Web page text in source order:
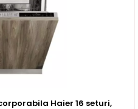
Haier 16 seturi,